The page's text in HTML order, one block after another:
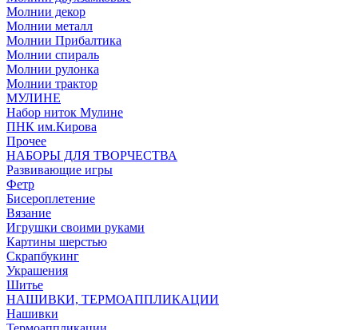
Молнии декор
Молнии металл
Молнии Прибалтика
Молнии спираль
Молнии рулонка
Молнии трактор
МУЛИНЕ
Набор ниток Мулине
ПНК им.Кирова
Прочее
НАБОРЫ ДЛЯ ТВОРЧЕСТВА
Развивающие игры
Фетр
Бисероплетение
Вязание
Игрушки своими руками
Картины шерстью
Скрапбукинг
Украшения
Шитье
НАШИВКИ, ТЕРМОАППЛИКАЦИИ
Нашивки